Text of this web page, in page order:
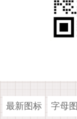
最新图标 字母